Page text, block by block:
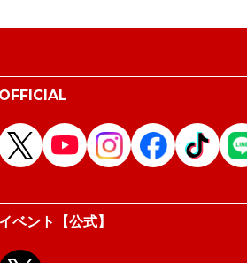
OFFICIAL
イベント【公式】